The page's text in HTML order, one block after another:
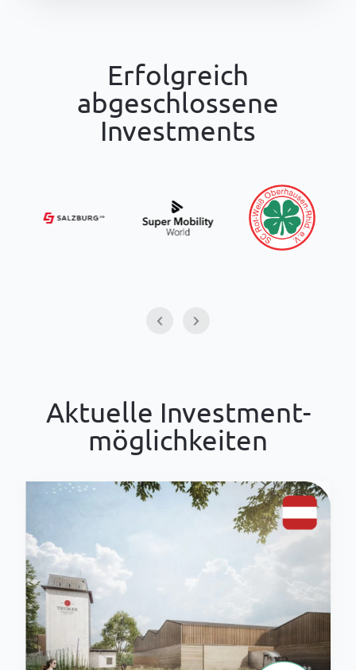
Erfolgreich
abgeschlossene
Investments
Aktuelle Investment­
möglichkeiten